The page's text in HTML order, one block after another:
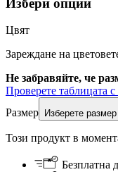
Цвят
Зареждане на
Не забравяйте, че
Проверете таблицата с
Размер
Изберете размер
Този продукт в
Безплатна